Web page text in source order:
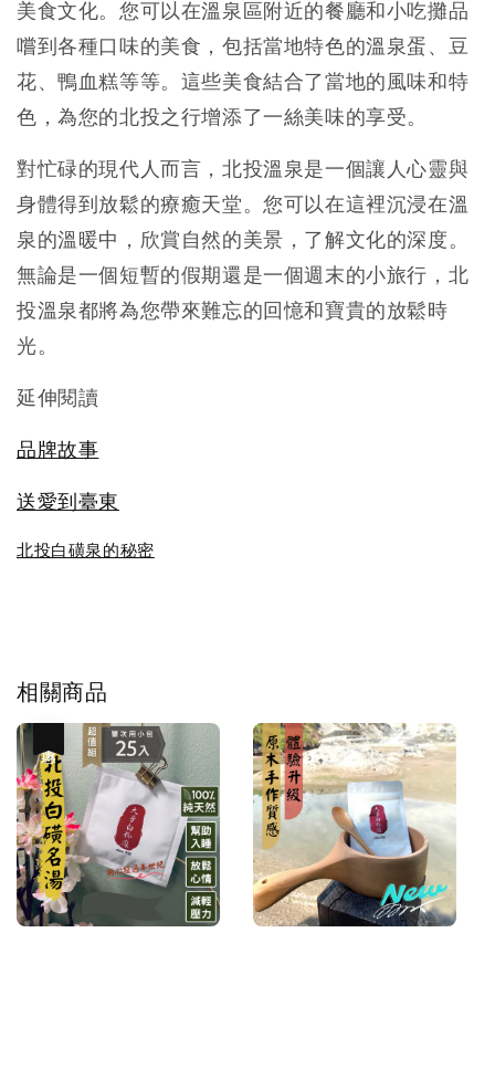
美食文化。您可以在溫泉區附近的餐廳和小吃攤品
嚐到各種口味的美食，包括當地特色的溫泉蛋、豆
花、鴨血糕等等。這些美食結合了當地的風味和特
色，為您的北投之行增添了一絲美味的享受。
對忙碌的現代人而言，北投溫泉是一個讓人心靈與
身體得到放鬆的療癒天堂。您可以在這裡沉浸在溫
泉的溫暖中，欣賞自然的美景，了解文化的深度。
無論是一個短暫的假期還是一個週末的小旅行，北
投溫泉都將為您帶來難忘的回憶和寶貴的放鬆時
光。
延伸閱讀
品牌故事
送愛到臺東
北投白磺泉的秘密
相關商品